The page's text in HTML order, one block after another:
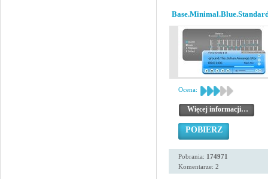
Ocena:
Więcej informacji…
POBIERZ
Pobrania: 174971
Komentarze: 2